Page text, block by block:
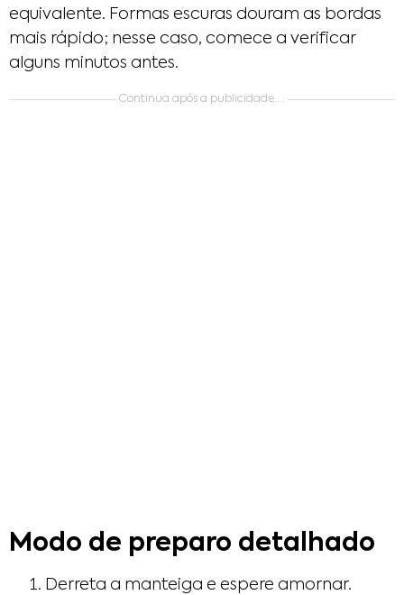
equivalente. Formas escuras douram as bordas
mais rápido; nesse caso, comece a verificar
alguns minutos antes.
Continua após a publicidade....
Modo de preparo detalhado
Derreta a manteiga e espere amornar.